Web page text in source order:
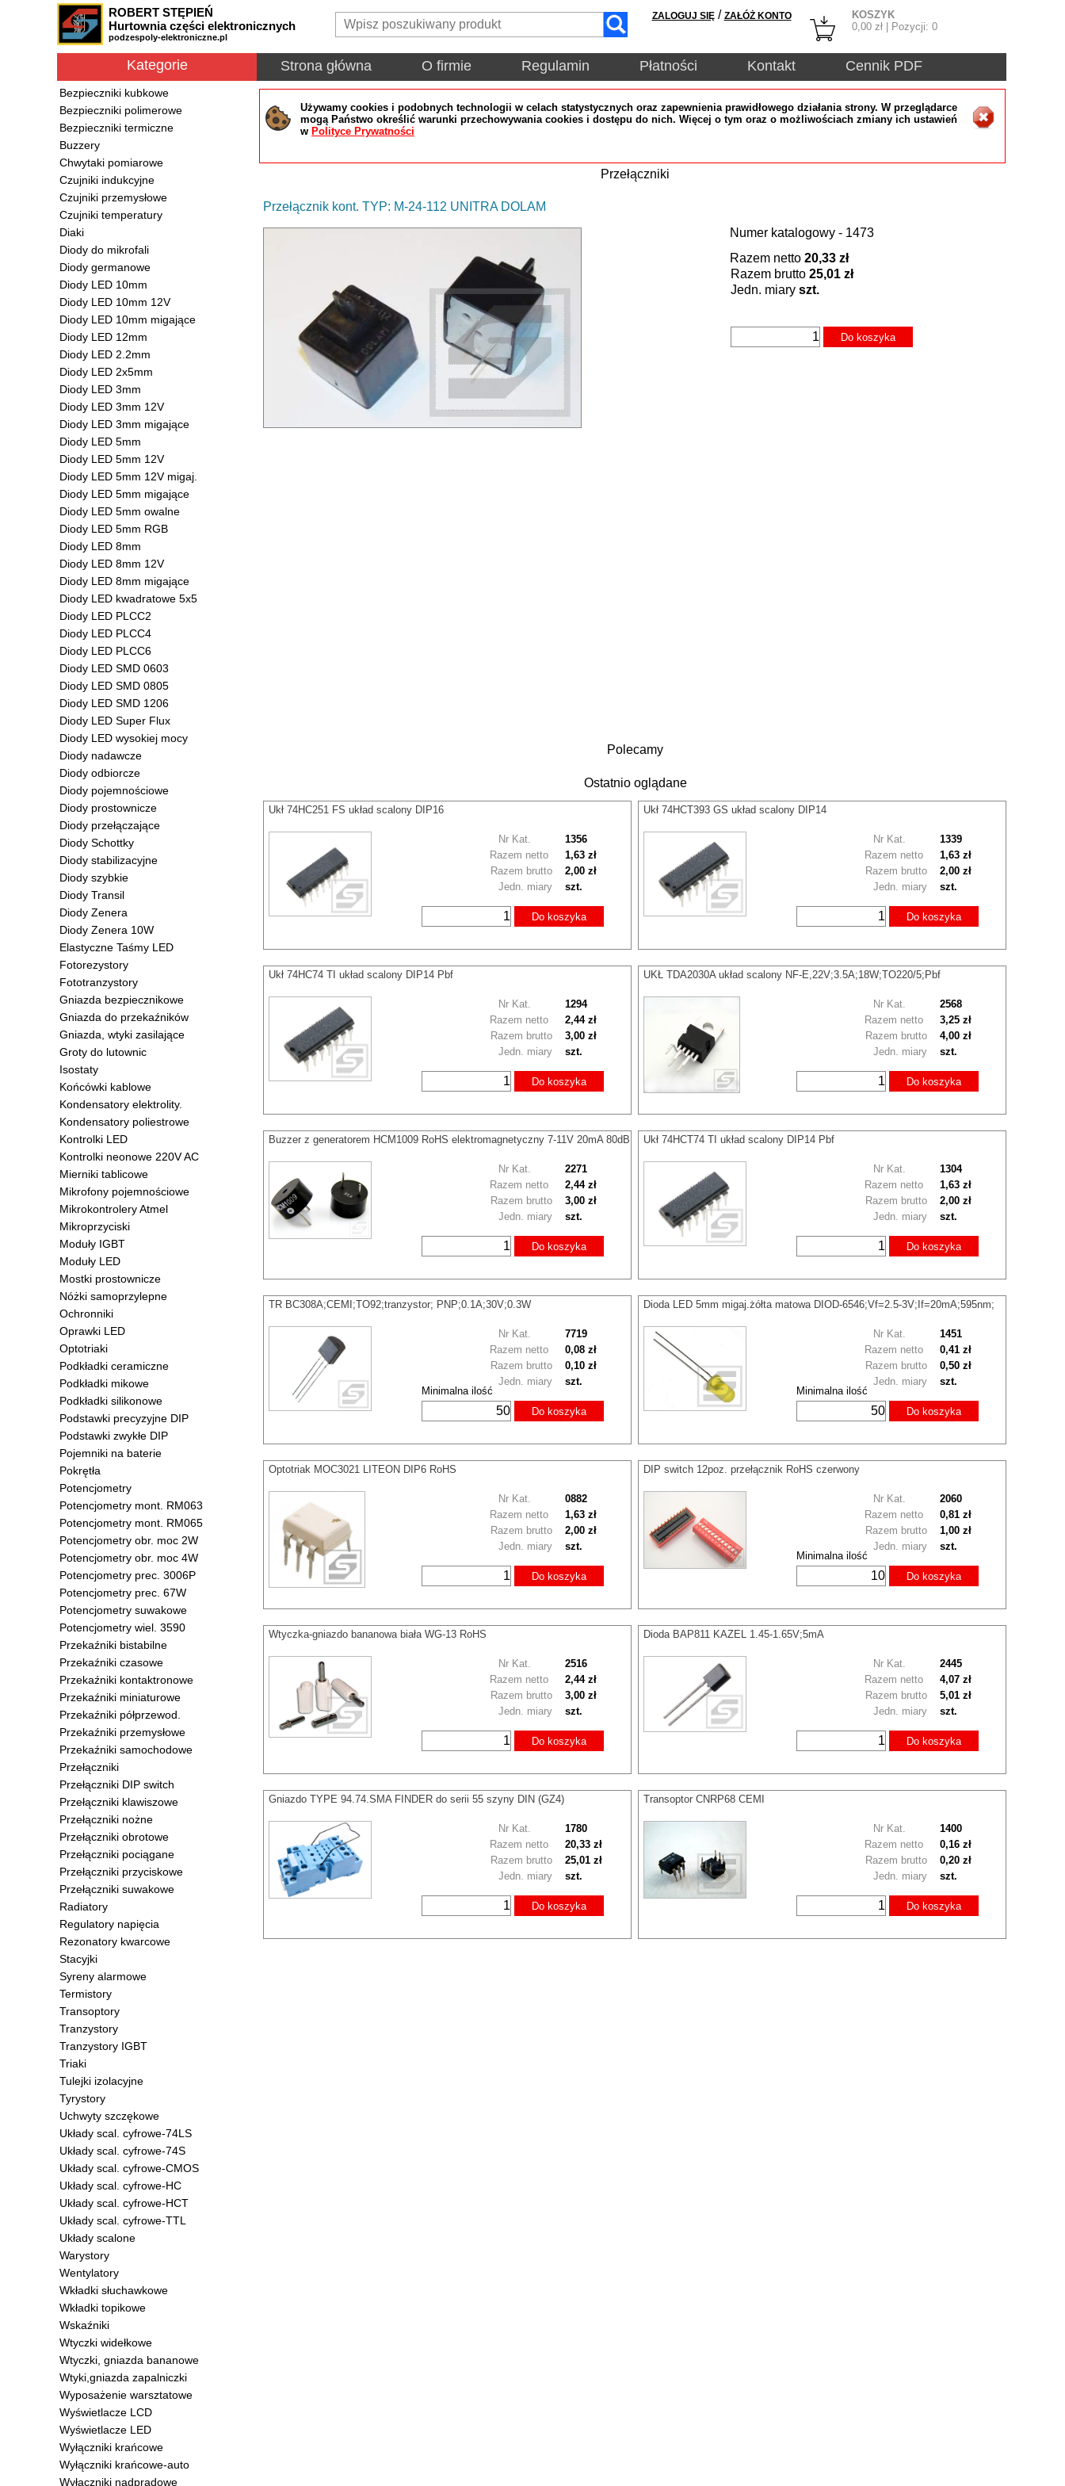
KOSZYK
0,00 zł | Pozycji: 0
Strona główna O firmie Regulamin Płatności Kontakt Cennik PDF
ROBERT STĘPIEŃ
Hurtownia części elektronicznych
podzespoly-elektroniczne.pl
ZALOGUJ SIĘ/ ZAŁÓŻ KONTO
Kategorie
Bezpieczniki kubkowe
Bezpieczniki polimerowe
Bezpieczniki termiczne
Buzzery
Chwytaki pomiarowe
Czujniki indukcyjne
Czujniki przemysłowe
Czujniki temperatury
Diaki
Diody do mikrofali
Diody germanowe
Diody LED 10mm
Diody LED 10mm 12V
Diody LED 10mm migające
Diody LED 12mm
Diody LED 2.2mm
Diody LED 2x5mm
Diody LED 3mm
Diody LED 3mm 12V
Diody LED 3mm migające
Diody LED 5mm
Diody LED 5mm 12V
Diody LED 5mm 12V migaj.
Diody LED 5mm migające
Diody LED 5mm owalne
Diody LED 5mm RGB
Diody LED 8mm
Diody LED 8mm 12V
Diody LED 8mm migające
Diody LED kwadratowe 5x5
Diody LED PLCC2
Diody LED PLCC4
Diody LED PLCC6
Diody LED SMD 0603
Diody LED SMD 0805
Diody LED SMD 1206
Diody LED Super Flux
Diody LED wysokiej mocy
Diody nadawcze
Diody odbiorcze
Diody pojemnościowe
Diody prostownicze
Diody przełączające
Diody Schottky
Diody stabilizacyjne
Diody szybkie
Diody Transil
Diody Zenera
Diody Zenera 10W
Elastyczne Taśmy LED
Fotorezystory
Fototranzystory
Gniazda bezpiecznikowe
Gniazda do przekaźników
Gniazda, wtyki zasilające
Groty do lutownic
Isostaty
Końcówki kablowe
Kondensatory elektrolity.
Kondensatory poliestrowe
Kontrolki LED
Kontrolki neonowe 220V AC
Mierniki tablicowe
Mikrofony pojemnościowe
Mikrokontrolery Atmel
Mikroprzyciski
Moduły IGBT
Moduły LED
Mostki prostownicze
Nóżki samoprzylepne
Ochronniki
Oprawki LED
Optotriaki
Podkładki ceramiczne
Podkładki mikowe
Podkładki silikonowe
Podstawki precyzyjne DIP
Podstawki zwykłe DIP
Pojemniki na baterie
Pokrętła
Potencjometry
Potencjometry mont. RM063
Potencjometry mont. RM065
Potencjometry obr. moc 2W
Potencjometry obr. moc 4W
Potencjometry prec. 3006P
Potencjometry prec. 67W
Potencjometry suwakowe
Potencjometry wiel. 3590
Przekaźniki bistabilne
Przekaźniki czasowe
Przekaźniki kontaktronowe
Przekaźniki miniaturowe
Przekaźniki półprzewod.
Przekaźniki przemysłowe
Przekaźniki samochodowe
Przełączniki
Przełączniki DIP switch
Przełączniki klawiszowe
Przełączniki nożne
Przełączniki obrotowe
Przełączniki pociągane
Przełączniki przyciskowe
Przełączniki suwakowe
Radiatory
Regulatory napięcia
Rezonatory kwarcowe
Stacyjki
Syreny alarmowe
Termistory
Transoptory
Tranzystory
Tranzystory IGBT
Triaki
Tulejki izolacyjne
Tyrystory
Uchwyty szczękowe
Układy scal. cyfrowe-74LS
Układy scal. cyfrowe-74S
Układy scal. cyfrowe-CMOS
Układy scal. cyfrowe-HC
Układy scal. cyfrowe-HCT
Układy scal. cyfrowe-TTL
Układy scalone
Warystory
Wentylatory
Wkładki słuchawkowe
Wkładki topikowe
Wskaźniki
Wtyczki widełkowe
Wtyczki, gniazda bananowe
Wtyki,gniazda zapalniczki
Wyposażenie warsztatowe
Wyświetlacze LCD
Wyświetlacze LED
Wyłączniki krańcowe
Wyłączniki krańcowe-auto
Wyłączniki nadprądowe
Używamy cookies i podobnych technologii w celach statystycznych oraz zapewnienia prawidłowego działania strony. W przeglądarce
mogą Państwo określić warunki przechowywania cookies i dostępu do nich. Więcej o tym oraz o możliwościach zmiany ich ustawień
w Polityce Prywatności
Przełączniki
Przełącznik kont. TYP: M-24-112 UNITRA DOLAM
Numer katalogowy - 1473
Razem netto 20,33 zł
Razem brutto 25,01 zł
Jedn. miary szt.
Do koszyka
Polecamy
Ostatnio oglądane
Ukł 74HC251 FS układ scalony DIP16
Nr Kat. 1356
Razem brutto 2,00 zł
Razem netto 1,63 zł
Jedn. miary szt.
Do koszyka
Ukł 74HCT393 GS układ scalony DIP14
Nr Kat. 1339
Razem brutto 2,00 zł
Razem netto 1,63 zł
Jedn. miary szt.
Do koszyka
Ukł 74HC74 TI układ scalony DIP14 Pbf
Nr Kat. 1294
Razem brutto 3,00 zł
Razem netto 2,44 zł
Jedn. miary szt.
Do koszyka
UKŁ TDA2030A układ scalony NF-E,22V;3.5A;18W;TO220/5;Pbf
Nr Kat. 2568
Razem brutto 4,00 zł
Razem netto 3,25 zł
Jedn. miary szt.
Do koszyka
Buzzer z generatorem HCM1009 RoHS elektromagnetyczny 7-11V 20mA 80dB
Nr Kat. 2271
Razem brutto 3,00 zł
Razem netto 2,44 zł
Jedn. miary szt.
Do koszyka
Ukł 74HCT74 TI układ scalony DIP14 Pbf
Nr Kat. 1304
Razem brutto 2,00 zł
Razem netto 1,63 zł
Jedn. miary szt.
Do koszyka
TR BC308A;CEMI;TO92;tranzystor; PNP;0.1A;30V;0.3W
Minimalna ilość
Nr Kat. 7719
Razem brutto 0,10 zł
Razem netto 0,08 zł
Jedn. miary szt.
Do koszyka
Dioda LED 5mm migaj.żółta matowa DIOD-6546;Vf=2.5-3V;If=20mA;595nm;
Minimalna ilość
Nr Kat. 1451
Razem brutto 0,50 zł
Razem netto 0,41 zł
Jedn. miary szt.
Do koszyka
Optotriak MOC3021 LITEON DIP6 RoHS
Nr Kat. 0882
Razem brutto 2,00 zł
Razem netto 1,63 zł
Jedn. miary szt.
Do koszyka
DIP switch 12poz. przełącznik RoHS czerwony
Minimalna ilość
Nr Kat. 2060
Razem brutto 1,00 zł
Razem netto 0,81 zł
Jedn. miary szt.
Do koszyka
Wtyczka-gniazdo bananowa biała WG-13 RoHS
Nr Kat. 2516
Razem brutto 3,00 zł
Razem netto 2,44 zł
Jedn. miary szt.
Do koszyka
Dioda BAP811 KAZEL 1.45-1.65V;5mA
Nr Kat. 2445
Razem brutto 5,01 zł
Razem netto 4,07 zł
Jedn. miary szt.
Do koszyka
Gniazdo TYPE 94.74.SMA FINDER do serii 55 szyny DIN (GZ4)
Nr Kat. 1780
Razem brutto 25,01 zł
Razem netto 20,33 zł
Jedn. miary szt.
Do koszyka
Transoptor CNRP68 CEMI
Nr Kat. 1400
Razem brutto 0,20 zł
Razem netto 0,16 zł
Jedn. miary szt.
Do koszyka